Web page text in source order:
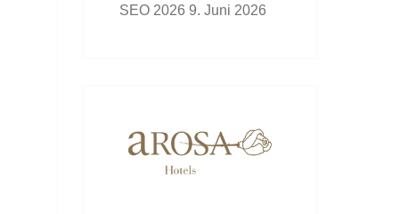
SEO 2026 9. Juni 2026